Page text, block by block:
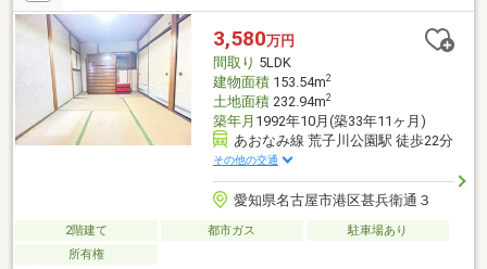
3,580万円
間取り 5LDK
建物面積153.54m2
土地面積232.94m2
築年月 1992年10月(築33年11ヶ月)
あおなみ線 荒子川公園駅 徒歩22分
その他の交通
愛知県名古屋市港区甚兵衛通３
2階建て 都市ガス
駐車場あり
所有権